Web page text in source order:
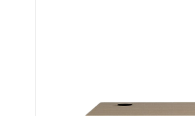
-46 Tăng Bạt Hổ đã mua 2 giờ trước